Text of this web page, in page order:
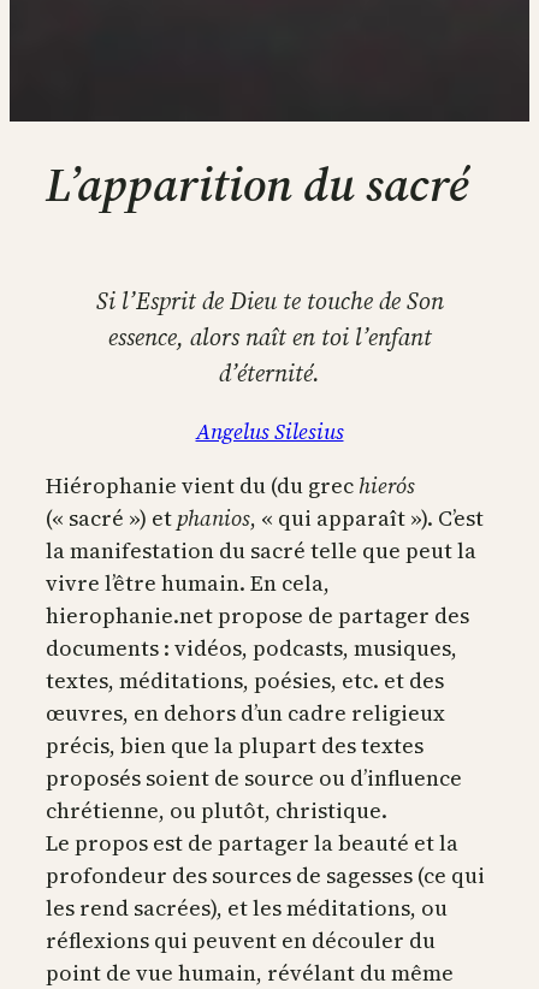
L’apparition du sacré
Si l’Esprit de Dieu te touche de Son
essence, alors naît en toi l’enfant
d’éternité.
Angelus Silesius
Hiérophanie vient du (du grec hierós
(« sacré ») et phanios, « qui apparaît »). C’est
la manifestation du sacré telle que peut la
vivre l’être humain. En cela,
hierophanie.net propose de partager des
documents : vidéos, podcasts, musiques,
textes, méditations, poésies, etc. et des
œuvres, en dehors d’un cadre religieux
précis, bien que la plupart des textes
proposés soient de source ou d’influence
chrétienne, ou plutôt, christique.
Le propos est de partager la beauté et la
profondeur des sources de sagesses (ce qui
les rend sacrées), et les méditations, ou
réflexions qui peuvent en découler du
point de vue humain, révélant du même